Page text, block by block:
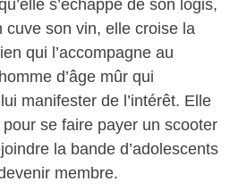
s’échappe de son logis,
cuve son vin, elle croise la
qui l’accompagne au
d’âge mûr qui
manifester de l’intérêt. Elle
se faire payer un scooter
la bande d’adolescents
membre.